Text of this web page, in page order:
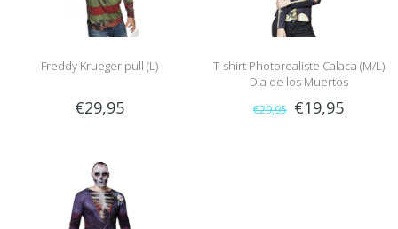
Freddy Krueger pull (L)
€29,95
T-shirt Photorealiste Calaca (M/L)
Dia de los Muertos
€29,95 €19,95